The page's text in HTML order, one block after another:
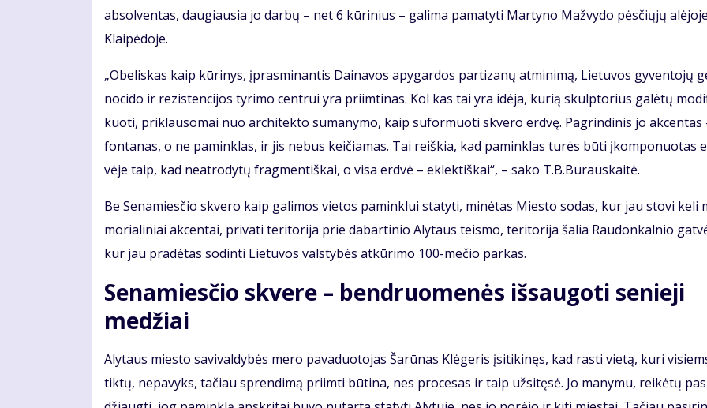
ab­sol­ven­tas, dau­giau­sia jo dar­bų – net 6 kū­ri­nius – ga­li­ma pa­ma­ty­ti Mar­ty­no Maž­vy­do pės­čių­jų alė­jo­je
Klai­pė­do­je.
„Obe­lis­kas kaip kū­ri­nys, įpras­mi­nan­tis Dai­na­vos apy­gar­dos par­ti­za­nų at­mi­ni­mą, Lie­tu­vos gy­ven­to­jų
no­ci­do ir re­zis­ten­ci­jos ty­ri­mo cen­trui yra pri­im­ti­nas. Kol kas tai yra idė­ja, ku­rią skulp­to­rius ga­lė­tų
kuo­ti, pri­klau­so­mai nuo ar­chi­tek­to su­ma­ny­mo, kaip su­for­muo­ti skve­ro erd­vę. Pa­grin­di­nis jo ak­cen­tas
fon­ta­nas, o ne pa­min­klas, ir jis ne­bus kei­čia­mas. Tai reiš­kia, kad pa­min­klas tu­rės bū­ti įkom­po­nuo­tas
vė­je taip, kad ne­at­ro­dy­tų frag­men­tiš­kai, o vi­sa erd­vė – ek­lek­tiš­kai“, – sa­ko T.B.Bu­raus­kai­tė.
Be Se­na­mies­čio skve­ro kaip ga­li­mos vie­tos pa­min­klui sta­ty­ti, mi­nė­tas Mies­to so­das, kur jau sto­vi ke­li
mo­ria­li­niai ak­cen­tai, pri­va­ti te­ri­to­ri­ja prie da­bar­ti­nio Aly­taus teis­mo, te­ri­to­ri­ja ša­lia Rau­don­kal­nio
kur jau pra­dė­tas so­din­ti Lie­tu­vos vals­ty­bės at­kū­ri­mo 100-me­čio par­kas.
Se­na­mies­čio skve­re – ben­druo­me­nės iš­sau­go­ti se­nie­ji
me­džiai
Aly­taus mies­to sa­vi­val­dy­bės me­ro pa­va­duo­to­jas Ša­rū­nas Klė­ge­ris įsi­ti­ki­nęs, kad ras­ti vie­tą, ku­ri
tik­tų, ne­pa­vyks, ta­čiau spren­di­mą pri­im­ti bū­ti­na, nes pro­ce­sas ir taip už­si­tę­sė. Jo ma­ny­mu, rei­kė­tų